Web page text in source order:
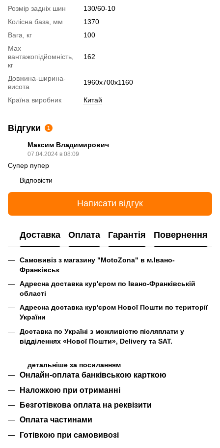
Розмір задніх шин
130/60-10
Колісна база, мм
1370
Вага, кг
100
Max
вантажопідйомність,
кг
162
Довжина-ширина-
висота
1960x700x1160
Країна виробник Китай
Відгуки 1
Максим Владимирович
07.04.2024 в 08:09
Супер пупер
Відповісти
Написати відгук
Доставка Оплата Гарантія Повернення
Самовивіз з магазину "MotoZona" в м.Івано-
Франківськ
Адресна доставка кур'єром по Івано-Франківській
області
Адресна доставка кур'єром Нової Пошти по території
України
Доставка по Україні з можливістю післяплати у
відділеннях «Нової Пошти», Delivery та SAT.
детальніше за посиланням
Онлайн-оплата банківською карткою
Наложкою при отриманні
Безготівкова оплата на реквізити
Оплата частинами
Готівкою при самовивозі